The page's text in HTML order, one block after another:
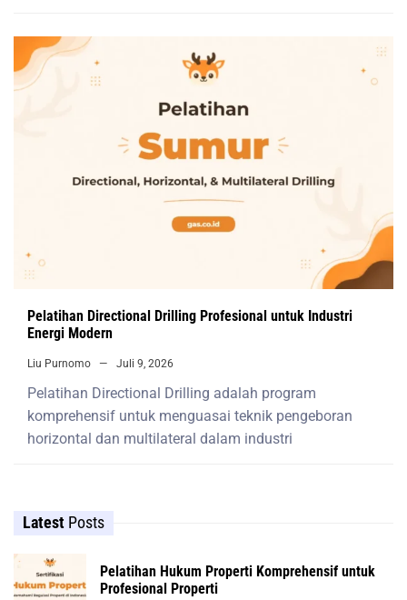
Pelatihan Directional Drilling Profesional untuk Industri
Energi Modern
Liu Purnomo Juli 9, 2026
Pelatihan Directional Drilling adalah program
komprehensif untuk menguasai teknik pengeboran
horizontal dan multilateral dalam industri
Latest Posts
Pelatihan Hukum Properti Komprehensif untuk
Profesional Properti